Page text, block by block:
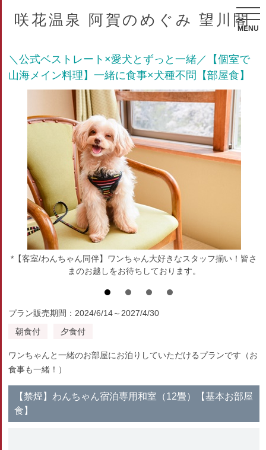
咲花温泉 阿賀のめぐみ 望川閣
MENU
＼公式ベストレート×愛犬とずっと一緒／【個室で
山海メイン料理】一緒に食事×犬種不問【部屋食】
*【客室/わんちゃん同伴】ワンちゃん大好きなスタッフ揃い！皆さ
まのお越しをお待ちしております。
プラン販売期間：2024/6/14～2027/4/30
朝食付
夕食付
ワンちゃんと一緒のお部屋にお泊りしていただけるプランです（お
食事も一緒！）
【禁煙】わんちゃん宿泊専用和室（12畳）【基本お部屋
食】